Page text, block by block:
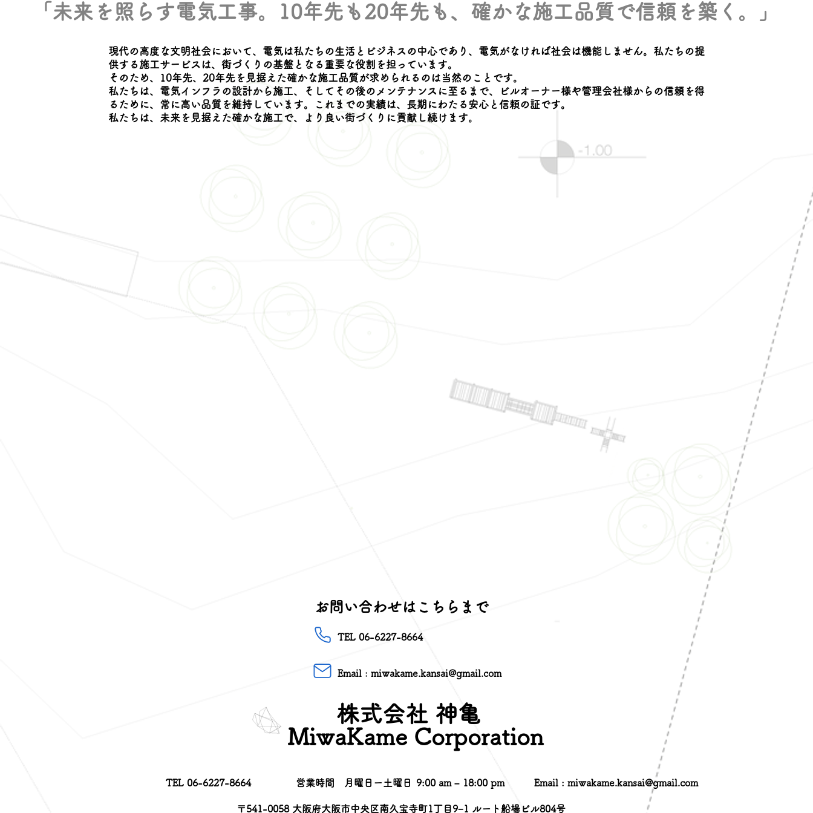
「未来を照らす電気工事。10年先も20年先も、確かな施工品質で信頼を築く。」
現代の高度な文明社会において、電気は私たちの生活とビジネスの中心であり、電気がなければ社会は機能しません。私たちの提
供する施工サービスは、街づくりの基盤となる重要な役割を担っています。
そのため、10年先、20年先を見据えた確かな施工品質が求められるのは当然のことです。
私たちは、電気インフラの設計から施工、そしてその後のメンテナンスに至るまで、ビルオーナー様や管理会社様からの信頼を得
るために、常に高い品質を維持しています。これまでの実績は、長期にわたる安心と信頼の証です。
私たちは、未来を見据えた確かな施工で、より良い街づくりに貢献し続けます。
お問い合わせはこちらまで
TEL 06-6227-8664
Email : miwakame.kansai@gmail.com
株式会社 神亀
MiwaKame Corporation
TEL 06-6227-8664 営業時間 月曜日ー土曜日
9:00 am – 18:00 pm Email : miwakame.kansai@gmail.com
〒541-0058 大阪府大阪市中央区南久宝寺町1丁目9−1 ルート船場ビル804号